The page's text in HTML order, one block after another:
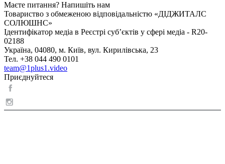
Маєте питання? Напишіть нам
Товариство з обмеженою відповідальністю «ДІДЖИТАЛС
СОЛЮШНС»
Ідентифікатор медіа в Реєстрі суб’єктів у сфері медіа - R20-
02188
Україна, 04080, м. Київ, вул. Кирилівська, 23
Тел. +38 044 490 0101
team@1plus1.video
Приєднуйтеся